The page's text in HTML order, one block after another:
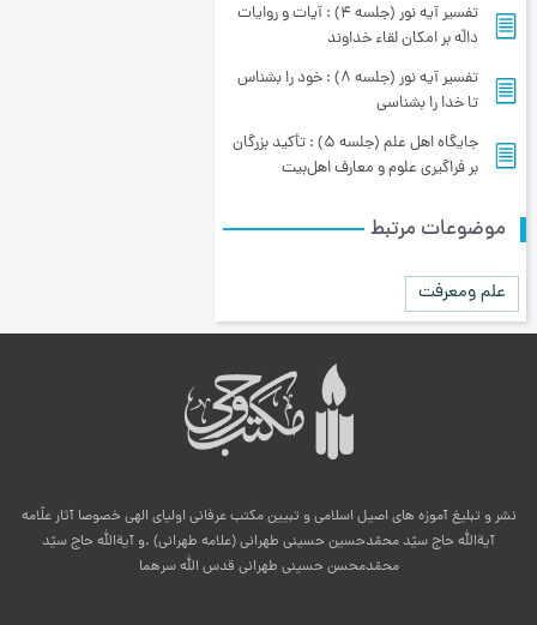
تفسیر آیه نور (جلسه 4) : آیات و روایات
دالّه بر امکان لقاء خداوند
تفسیر آیه نور (جلسه 8) : خود را بشناس
تا خدا را بشناسى
جایگاه اهل علم (جلسه 5) : تأکید بزرگان
بر فراگیری علوم و معارف اهل‌بیت
موضوعات مرتبط
علم ومعرفت
نشر و تبلیغ آموزه های اصیل اسلامی و تبیین مکتب عرفانی اولیای الهی خصوصا آثار علّامه
آیةالله حاج سیّد محمّدحسین حسینی طهرانی (علامه طهرانی) .و آیةالله حاج سیّد
محمّدمحسن حسینی طهرانی قدس الله سرهما